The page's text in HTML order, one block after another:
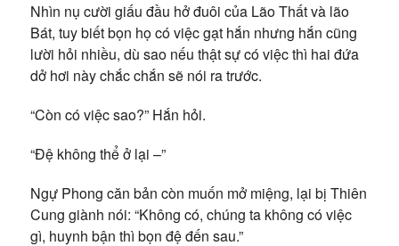
Nhìn nụ cười giấu đầu hở đuôi của Lão Thất và lão
Bát, tuy biết bọn họ có việc gạt hắn nhưng hắn cũng
lười hỏi nhiều, dù sao nếu thật sự có việc thì hai đứa
dở hơi này chắc chắn sẽ nói ra trước.
“Còn có việc sao?” Hắn hỏi.
“Đệ không thể ở lại –”
Ngự Phong căn bản còn muốn mở miệng, lại bị Thiên
Cung giành nói: “Không có, chúng ta không có việc
gì, huynh bận thì bọn đệ đến sau.”